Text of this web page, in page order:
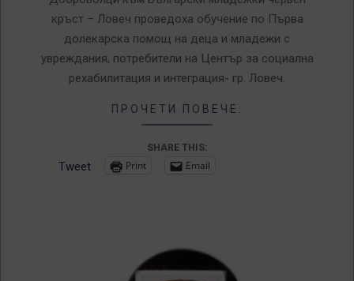
кръст – Ловеч проведоха обучение по Първа
долекарска помощ на деца и младежи с
увреждания, потребители на Център за социална
рехабилитация и интеграция- гр. Ловеч.
ПРОЧЕТИ ПОВЕЧЕ:
SHARE THIS:
Tweet Print Email